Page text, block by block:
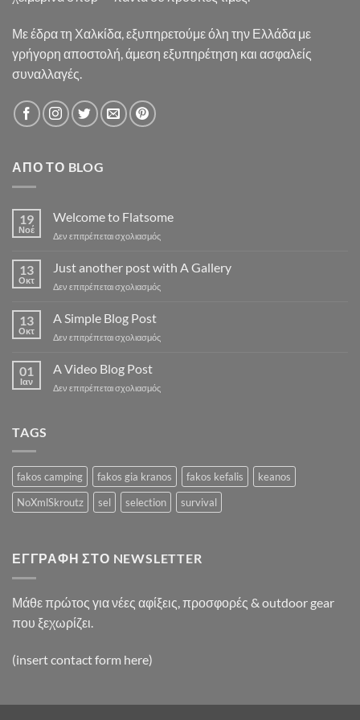
Με έδρα τη Χαλκίδα, εξυπηρετούμε όλη την Ελλάδα με
γρήγορη αποστολή, άμεση εξυπηρέτηση και ασφαλείς
συναλλαγές.
ΑΠΌ ΤΟ BLOG
19
Νοέ
Welcome to Flatsome
Δεν επιτρέπεται σχολιασμόςστο
to
Flatsome
13
Οκτ
Just another post with A Gallery
Δεν επιτρέπεται σχολιασμόςστο
with
13
Οκτ
A Simple Blog Post
Δεν επιτρέπεται σχολιασμόςστο
Post
01
Ιαν
A Video Blog Post
Δεν επιτρέπεται σχολιασμόςστο
TAGS
fakos camping fakos gia kranos fakos kefalis
keanos
NoXmlSkroutz
sel selection survival
ΕΓΓΡΑΦΉ ΣΤΟ NEWSLETTER
Μάθε πρώτος για νέες αφίξεις, προσφορές & outdoor gear
που ξεχωρίζει.
(insert contact form here)